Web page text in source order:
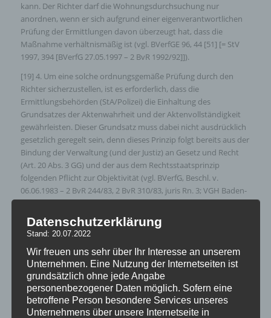
kann. Der Richter darf die Wohnungsdurchsuchung nur
anordnen, wenn er sich aufgrund einer eigenverantwortlichen
Prüfung der Ermittlungen davon überzeugt hat, dass die
Maßnahme verhältnismäßig ist (vgl. BVerfGE 96, 44 [51] [= StV
1997, 394 [BVerfG 27.05.1997 – 2 BvR 1992/92]]).
[19] 4. Um eine solche ordnungsgemäße Prüfung durch den
Richter sicherzustellen, ist es erforderlich, dass die
Ermittlungsbehörden (StA/Polizei) die Einhaltung des
Grundsatzes der Aktenwahrheit und der Aktenvollständigkeit
gewährleisten. Dieser Grundsatz muss dabei nicht ausdrücklich
gesetzlich geregelt sein, denn dieses Prinzip folgt bereits aus der
Bindung der Verwaltung (und der Justiz) an Gesetz und Recht
(Art. 20 Abs. 3 GG) und der aus dem Rechtsstaatsprinzip
folgenden Pflicht zur Objektivität (vgl. BVerfG, Beschl. v.
06.06.1983 – 2 BvR 244/83, 2 BvR 310/83, juris Rn. 3; VGH Baden-
Württemberg, Urt. v. 30.07.2014 – 1 S 1352/13, juris, Rn. 90).
Fortsetzungsfeststellungsinteresse
bei prozessual überholter
Haftbeschwerde
08/07/2017 / inUncategorized / vonmilo
Datenschutzerklärung
Stand: 20.07.2022
Wir freuen uns sehr über Ihr Interesse an unserem
Unternehmen. Eine Nutzung der Internetseiten ist
grundsätzlich ohne jede Angabe
personenbezogener Daten möglich. Sofern eine
betroffene Person besondere Services unseres
Unternehmens über unsere Internetseite in